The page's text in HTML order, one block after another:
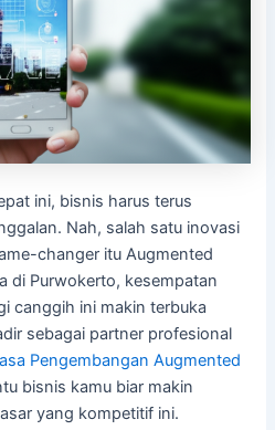
ini, bisnis harus terus
Nah, salah satu inovasi
changer itu Augmented
di Purwokerto, kesempatan
canggih ini makin terbuka
sebagai partner profesional
Pengembangan Augmented
bisnis kamu biar makin
yang kompetitif ini.